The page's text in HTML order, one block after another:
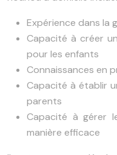
Expérience dans la
Capacité à créer
pour les enfants
Connaissances en
Capacité à établir
parents
Capacité à gérer
manière efficace